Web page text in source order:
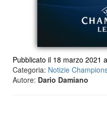
Pubblicato il 18 marzo 2021
Categoria: Notizie
Autore: Dario Damiano